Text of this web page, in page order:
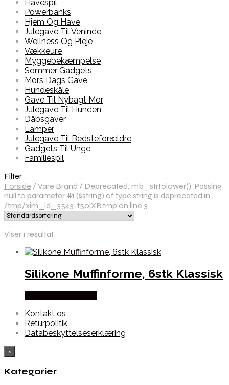
Havespil
Powerbanks
Hjem Og Have
Julegave Til Veninde
Wellness Og Pleje
Vækkeure
Myggebekæmpelse
Sommer Gadgets
Mors Dags Gave
Hundeskåle
Gave Til Nybagt Mor
Julegave Til Hunden
Dåbsgaver
Lamper
Julegave Til Bedsteforældre
Gadgets Til Unge
Familiespil
Filter
Forside / Vare Brand / Deprecated: mb_strtolower(): Passing
null to parameter #1 ($string) of type string is deprecated in
/tmp/xim_id_3543-t5ojXB.tmp on line 3
Viser 1 resultat
Silikone Muffinforme, 6stk Klassisk
Kontakt os
Returpolitik
Databeskyttelseserklæring
×
Kategorier